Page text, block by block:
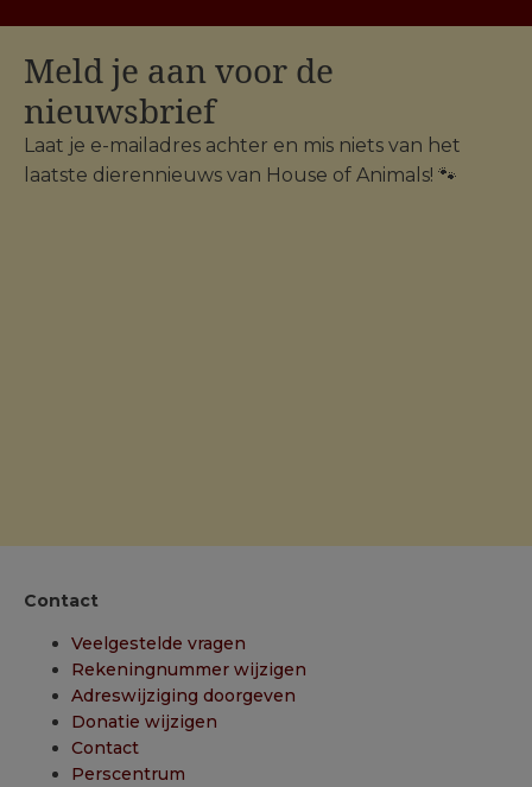
Meld je aan voor de
nieuwsbrief
Laat je e-mailadres achter en mis niets van het
laatste dierennieuws van House of Animals! 🐾
Contact
Veelgestelde vragen
Rekeningnummer wijzigen
Adreswijziging doorgeven
Donatie wijzigen
Contact
Perscentrum